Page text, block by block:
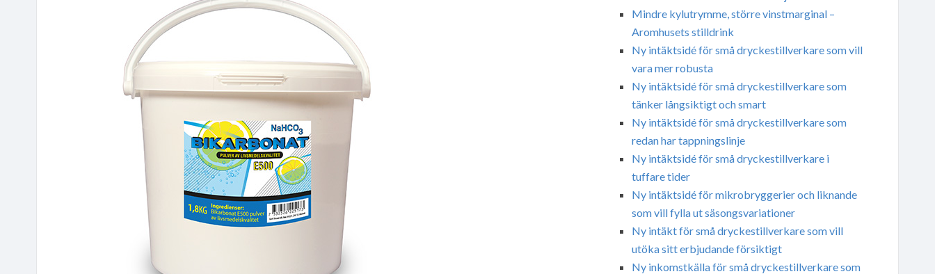
Mindre kylutrymme, större vinstmarginal –
Aromhusets stilldrink
Ny intäktsidé för små dryckestillverkare som vill
vara mer robusta
Ny intäktsidé för små dryckestillverkare som
tänker långsiktigt och smart
Ny intäktsidé för små dryckestillverkare som
redan har tappningslinje
Ny intäktsidé för små dryckestillverkare i
tuffare tider
Ny intäktsidé för mikrobryggerier och liknande
som vill fylla ut säsongsvariationer
Ny intäkt för små dryckestillverkare som vill
utöka sitt erbjudande försiktigt
Ny inkomstkälla för små dryckestillverkare som